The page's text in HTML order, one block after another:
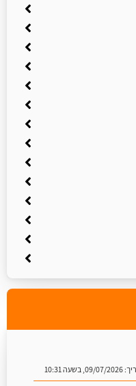
09/07/2026, בשעה 10:31